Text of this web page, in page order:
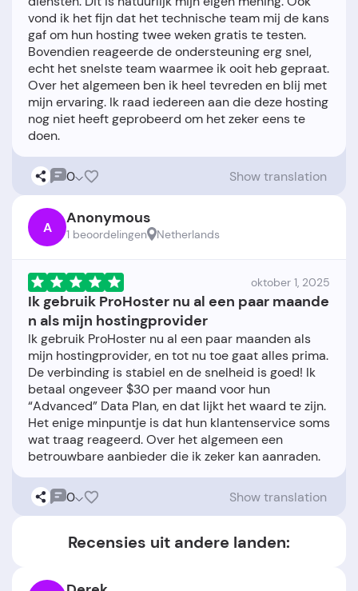
vond ik het fijn dat het technische team mij de kans
gaf om hun hosting twee weken gratis te testen.
Bovendien reageerde de ondersteuning erg snel,
echt het snelste team waarmee ik ooit heb gepraat.
Over het algemeen ben ik heel tevreden en blij met
mijn ervaring. Ik raad iedereen aan die deze hosting
nog niet heeft geprobeerd om het zeker eens te
0 Show translation
A Anonymous
1 beoordelingen Netherlands
oktober 1, 2025
Ik gebruik ProHoster nu al een paar maande
n als mijn hostingprovider
Ik gebruik ProHoster nu al een paar maanden als
mijn hostingprovider, en tot nu toe gaat alles prima.
De verbinding is stabiel en de snelheid is goed! Ik
betaal ongeveer $30 per maand voor hun
“Advanced” Data Plan, en dat lijkt het waard te zijn.
Het enige minpuntje is dat hun klantenservice soms
wat traag reageerd. Over het algemeen een
0 Show translation
Recensies uit andere landen: